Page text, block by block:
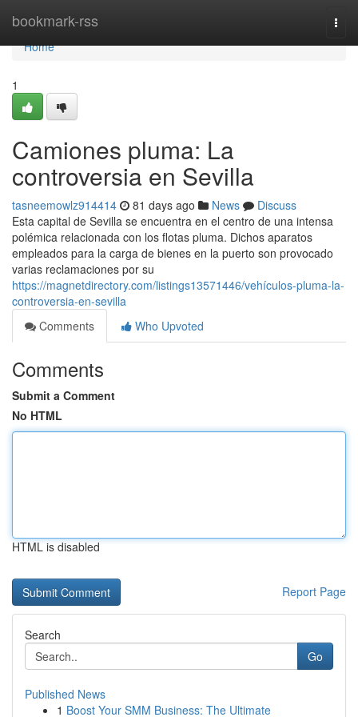
bookmark-rss
Home
Home
1
Camiones pluma: La
controversia en Sevilla
tasneemowlz914414 81 days ago News
Discuss
Esta capital de Sevilla se encuentra en el centro de una intensa
polémica relacionada con los flotas pluma. Dichos aparatos
empleados para la carga de bienes en la puerto son provocado
varias reclamaciones por su
https://magnetdirectory.com/listings13571446/vehículos-pluma-la-
controversia-en-sevilla
Comments
Who Upvoted
Comments
Submit a Comment
No HTML
HTML is disabled
Report Page
Search
Go
Published News
1 Boost Your SMM Business: The Ultimate